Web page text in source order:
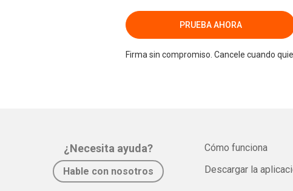
PRUEBA AHORA
Firma sin compromiso. Cancele cuando
¿Necesita ayuda?
Hable con nosotros
Cómo funciona
Descargar la